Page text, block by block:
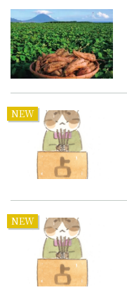
NEW
NEW